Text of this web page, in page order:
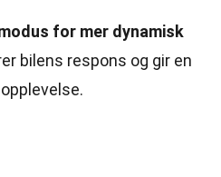
for mer dynamisk
bilens respons og gir en